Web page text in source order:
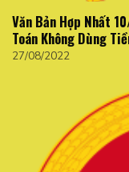
Văn Bản Hợp Nhất
Toán Không Dùng
27/08/2022